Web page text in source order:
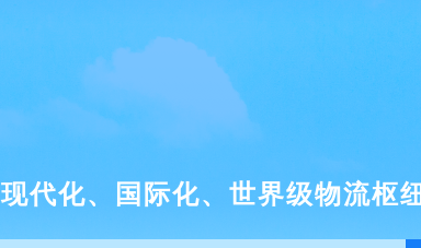
现代化、国际化、世界级物流枢纽